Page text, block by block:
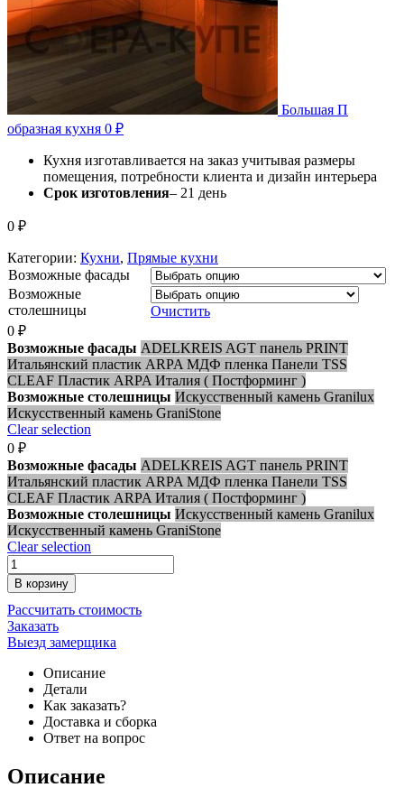
Большая П
образная кухня 0 ₽
Кухня изготавливается на заказ учитывая размеры
помещения, потребности клиента и дизайн интерьера
Срок изготовления– 21 день
0 ₽
Категории: Кухни, Прямые кухни
Возможные фасады
Возможные
столешницы
Очистить
0 ₽
Возможные фасады ADELKREIS AGT панель PRINT
Итальянский пластик ARPAМДФ пленка Панели TSS
CLEAF Пластик ARPA Италия ( Постформинг )
Возможные столешницы Искусственный камень Granilux
Искусственный камень GraniStone
Clear selection
0 ₽
Возможные фасады ADELKREIS AGT панель PRINT
Итальянский пластик ARPAМДФ пленка Панели TSS
CLEAF Пластик ARPA Италия ( Постформинг )
Возможные столешницы Искусственный камень Granilux
Искусственный камень GraniStone
Clear selection
В корзину
Рассчитать стоимость
Заказать
Выезд замерщика
Описание
Детали
Как заказать?
Доставка и сборка
Ответ на вопрос
Описание